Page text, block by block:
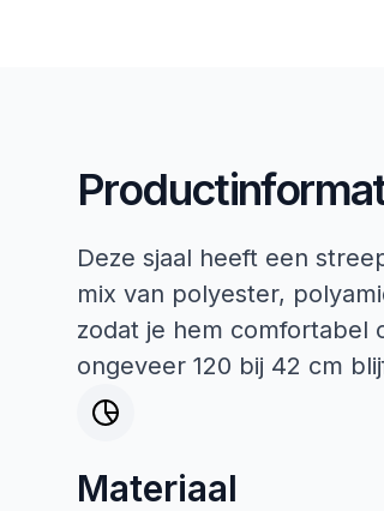
Deze sjaal heeft een
mix van polyester,
zodat je hem comfortabel
ongeveer 120 bij 42 cm
Materiaal